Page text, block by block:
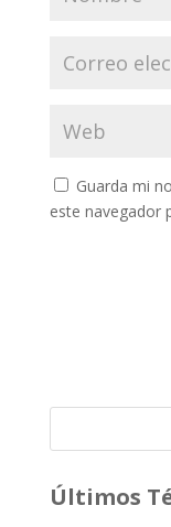
Guarda mi
este navegador
Últimos